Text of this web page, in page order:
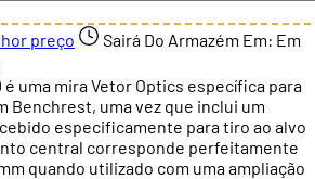
preço Sairá Do Armazém Em: Em
é uma mira Vetor Optics específica para
Benchrest, uma vez que inclui um
especificamente para tiro ao alvo
central corresponde perfeitamente
quando utilizado com uma ampliação